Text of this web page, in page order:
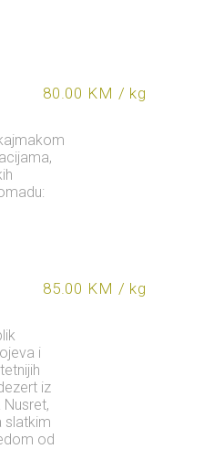
80.00 KM / kg
85.00 KM / kg
i
iz
slatkim
od